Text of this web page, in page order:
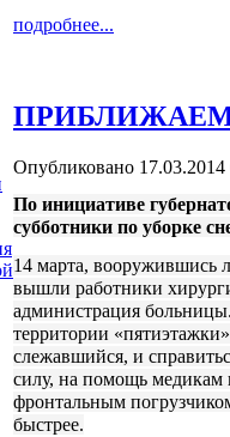
подробнее...
Опубликовано 17.03.2014
По инициативе
субботники по уборке
14 марта, вооружившись
вышли работники
администрация
территории
слежавшийся, и
силу, на помощь
фронтальным
быстрее.